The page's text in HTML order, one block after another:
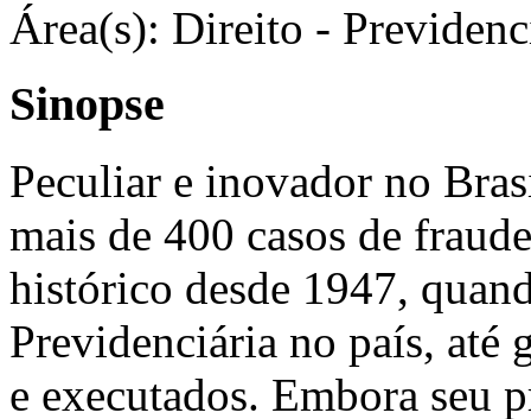
Área(s): Direito -
Sinopse
Peculiar e inovador no
mais de 400 casos de
histórico desde 1947,
Previdenciária no país, até
e executados. Embora seu